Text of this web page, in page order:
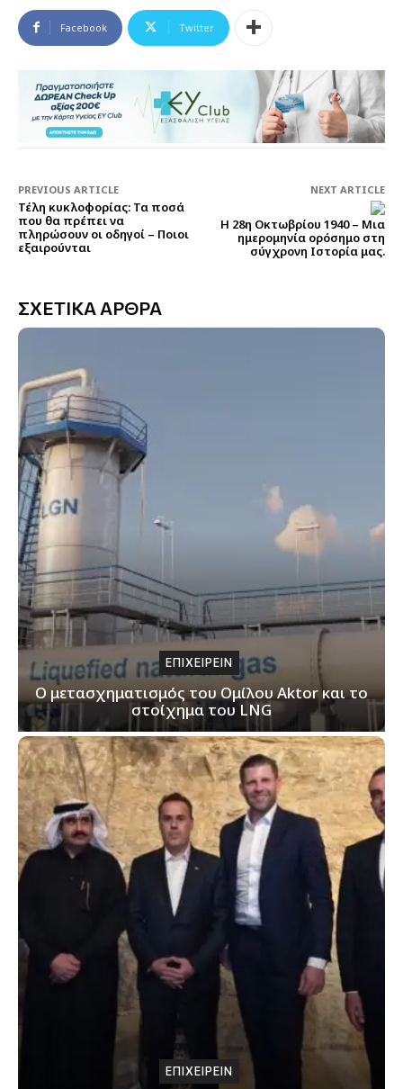
Facebook Twitter
PREVIOUS ARTICLE
Τέλη κυκλοφορίας: Τα ποσά
που θα πρέπει να
πληρώσουν οι οδηγοί – Ποιοι
εξαιρούνται
NEXT ARTICLE
Η 28η Οκτωβρίου 1940 – Mια
ημερομηνία ορόσημο στη
σύγχρονη Ιστορία μας.
ΣΧΕΤΙΚΑ ΑΡΘΡΑ
ΕΠΙΧΕΙΡΕΙΝ
Ο μετασχηματισμός του Ομίλου Aktor και το
στοίχημα του LNG
ΕΠΙΧΕΙΡΕΙΝ